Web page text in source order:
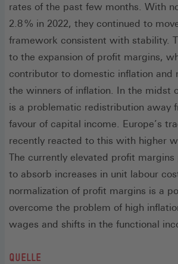
rates of the past few months. With
2.8 % in 2022, they continued to
framework consistent with stability.
to the expansion of profit margins,
contributor to domestic inflation and
the winners of inflation. In the midst
is a problematic redistribution away
favour of capital income. Europe’s
recently reacted to this with higher
The currently elevated profit
to absorb increases in unit labour
normalization of profit margins is a
overcome the problem of high
wages and shifts in the functional
QUELLE